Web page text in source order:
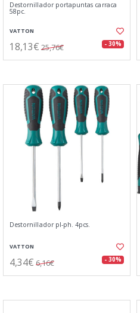
Destornillador portapuntas carraca
58pc.
VATTON
18,13€ 25,76€ - 30%
Destornillador pl-ph. 4pcs.
VATTON
4,34€ 6,16€ - 30%